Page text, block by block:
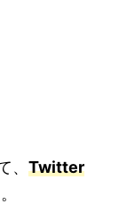
、 Twitter